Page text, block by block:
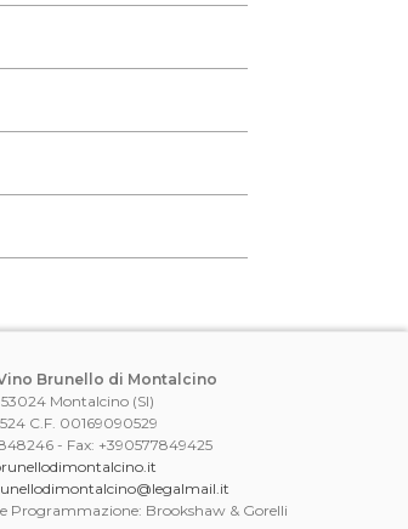
Brunello di Montalcino
Montalcino (SI)
C.F. 00169090529
- Fax: +390577849425
Programmazione: Brookshaw & Gorelli